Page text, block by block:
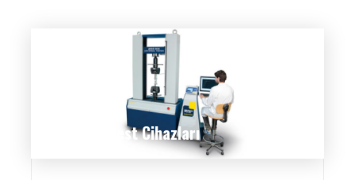
Universal Test Cihazları